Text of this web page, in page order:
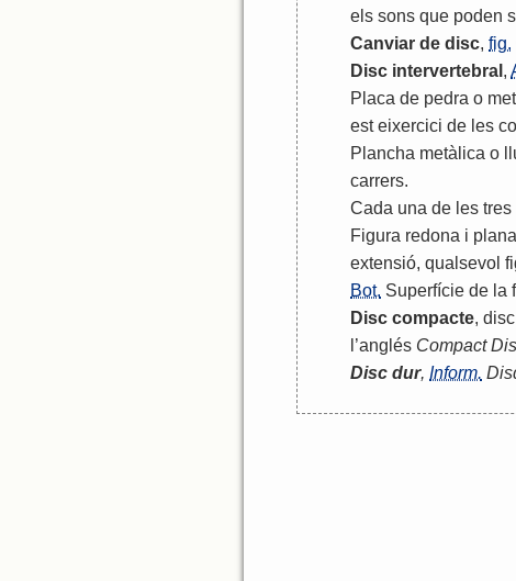
els sons que poden
Canviar de disc, fig.
Disc intervertebral ,
Placa de pedra o
est eixercici de les
Plancha metàlica o
carrers.
Cada una de les tres
Figura redona i plana
extensió, qualsevol
Bot. Superfície de la
Disc compacte, disc
’anglés Compact
Disc dur, Inform.